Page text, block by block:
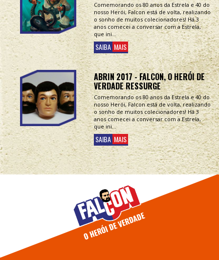
Comemorando os 80 anos da Estrela e 40 do
nosso Herói, Falcon está de volta, realizando
o sonho de muitos colecionadores! Há 3
anos comecei a conversar com a Estrela,
que ini...
SAIBA MAIS
ABRIN 2017 - FALCON, O HERÓI DE
VERDADE RESSURGE
Comemorando os 80 anos da Estrela e 40 do
nosso Herói, Falcon está de volta, realizando
o sonho de muitos colecionadores! Há 3
anos comecei a conversar com a Estrela,
que ini...
SAIBA MAIS